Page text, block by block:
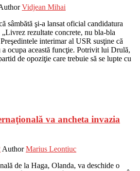
Vidjean Mihai
sâmbătă şi-a lansat oficial candidatura
rezultate concrete, nu bla-bla
interimar al USR susţine că
ocupa această funcţie. Potrivit lui Drulă,
de opoziţie care trebuie să se lupte cu
va ancheta invazia
Author Marius Leontiuc
de la Haga, Olanda, va deschide o